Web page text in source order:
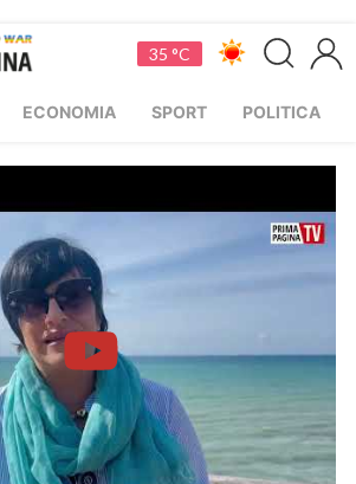
35 °C
ECONOMIA SPORT POLITICA